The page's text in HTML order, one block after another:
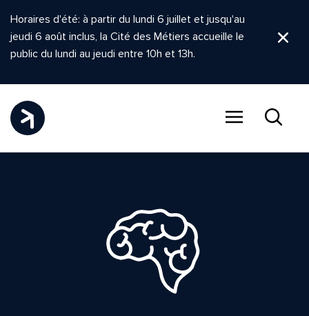
Horaires d'été: à partir du lundi 6 juillet et jusqu'au
jeudi 6 août inclus, la Cité des Métiers accueille le
public du lundi au jeudi entre 10h et 13h.